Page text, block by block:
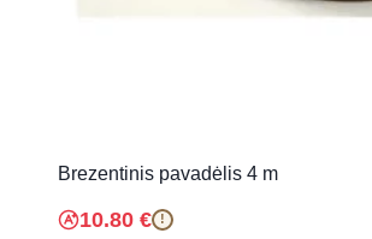
Brezentinis pavadėlis 4 m
10.80 € !